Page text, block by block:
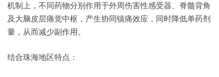
机制上，不同药物分别作用于外周伤害性感受器、脊髓背角
及大脑皮层痛觉中枢，产生协同镇痛效应，同时降低单药剂
量，从而减少副作用。
结合珠海地区特点：